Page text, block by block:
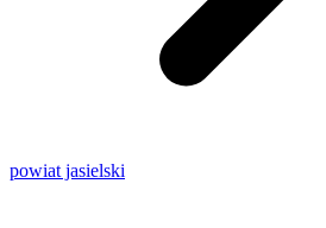
powiat jasielski